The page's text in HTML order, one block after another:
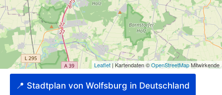
📍 Stadtplan von Wolfsburg in Deutschland